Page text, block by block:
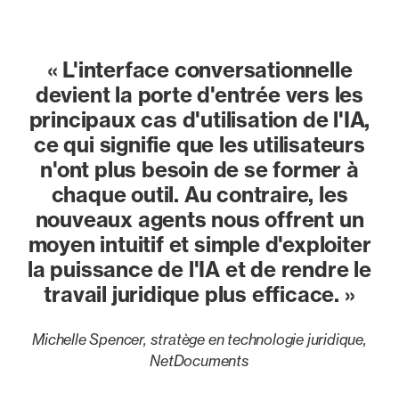
« L'interface conversationnelle
devient la porte d'entrée vers les
principaux cas d'utilisation de l'IA,
ce qui signifie que les utilisateurs
n'ont plus besoin de se former à
chaque outil. Au contraire, les
nouveaux agents nous offrent un
moyen intuitif et simple d'exploiter
la puissance de l'IA et de rendre le
travail juridique plus efficace. »
Michelle Spencer, stratège en technologie juridique,
NetDocuments